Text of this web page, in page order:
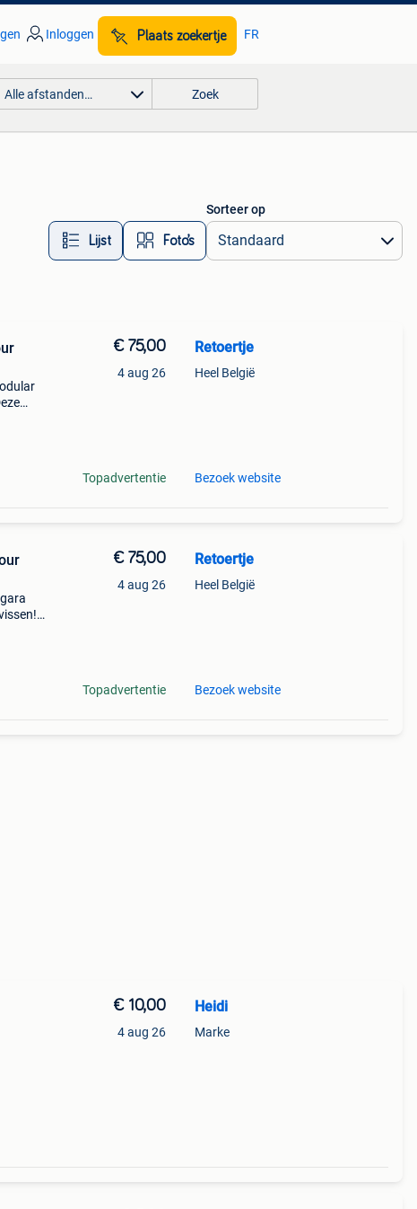
Inloggen Plaats zoekertje FR
Alle afstanden… Zoek
Lijst Foto’s
Sorteer op
€ 75,00
4 aug 26
Topadvertentie
Retoertje
Heel België
Bezoek website
€ 75,00
4 aug 26
Topadvertentie
Retoertje
Heel België
Bezoek website
€ 10,00
4 aug 26
Heidi
Marke